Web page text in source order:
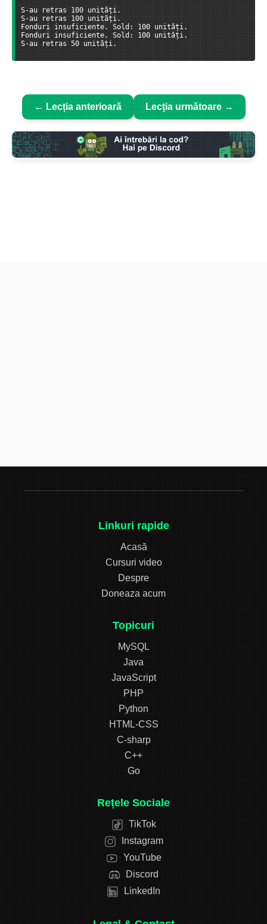
S-au retras 100 unități.
S-au retras 100 unități.
Fonduri insuficiente. Sold: 100 unități.
Fonduri insuficiente. Sold: 100 unități.
S-au retras 50 unități.
← Lecția anterioară Lecția următoare →
Linkuri rapide
Acasă
Cursuri video
Despre
Doneaza acum
Topicuri
MySQL
Java
JavaScript
PHP
Python
HTML-CSS
C-sharp
C++
Go
Rețele Sociale
TikTok
Instagram
YouTube
Discord
LinkedIn